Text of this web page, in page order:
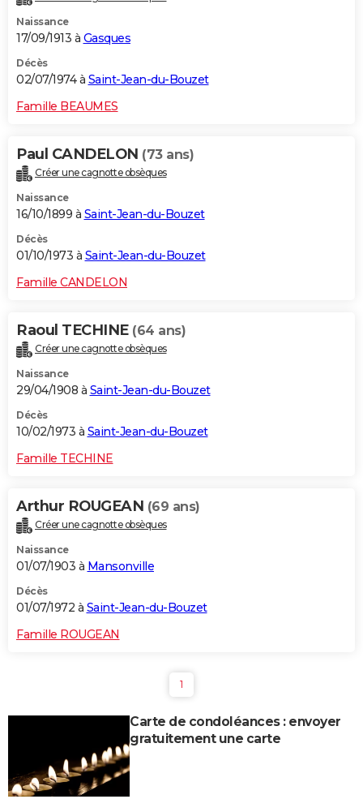
Naissance
17/09/1913 à Gasques
Décès
02/07/1974 à Saint-Jean-du-Bouzet
Famille BEAUMES
Paul CANDELON (73 ans)
Créer une cagnotte obsèques
Naissance
16/10/1899 à Saint-Jean-du-Bouzet
Décès
01/10/1973 à Saint-Jean-du-Bouzet
Famille CANDELON
Raoul TECHINE (64 ans)
Créer une cagnotte obsèques
Naissance
29/04/1908 à Saint-Jean-du-Bouzet
Décès
10/02/1973 à Saint-Jean-du-Bouzet
Famille TECHINE
Arthur ROUGEAN (69 ans)
Créer une cagnotte obsèques
Naissance
01/07/1903 à Mansonville
Décès
01/07/1972 à Saint-Jean-du-Bouzet
Famille ROUGEAN
1
Carte de condoléances : envoyer
gratuitement une carte